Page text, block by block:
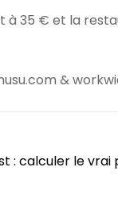
à 35 € et la
&
: calculer le vrai